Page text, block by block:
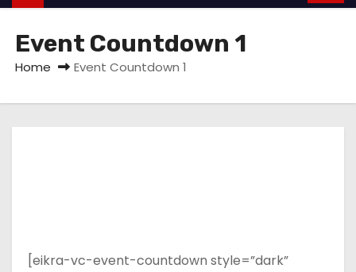
Event Countdown 1
Home Event Countdown 1
[eikra-vc-event-countdown style=”dark”